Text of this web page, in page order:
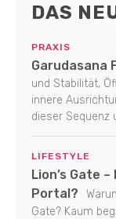
DAS
PRAXIS
Garudasana
und Stabilität,
innere
dieser Sequenz
LIFESTYLE
Lion’s Gate
Portal?
Gate? Kaum